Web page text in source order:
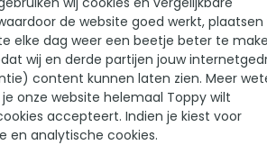
de website goed werkt, plaatsen
elke dag weer een beetje beter te
wij en derde partijen jouw
content kunnen laten zien. Meer
onze website helemaal Toppy wilt
accepteert. Indien je kiest voor
en analytische cookies.